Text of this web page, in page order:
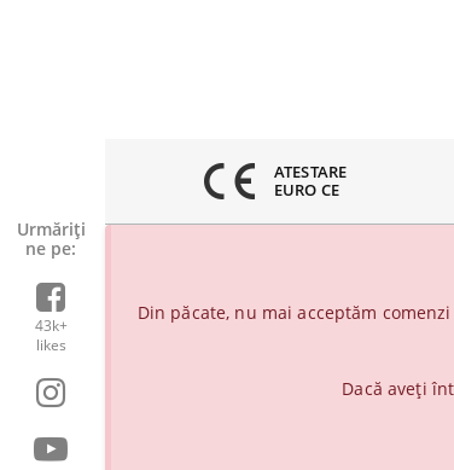
Urmăriți-
ne pe:
43k+
likes
ATESTARE
EURO CE
Din păcate, nu mai acceptăm
Dacă aveți